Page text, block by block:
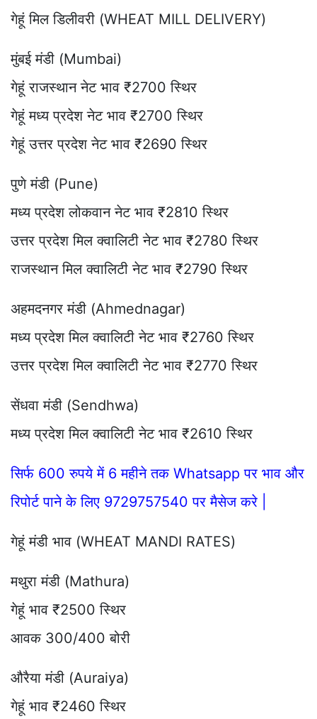
गेहूं मिल डिलीवरी (WHEAT MILL DELIVERY)
मुंबई मंडी (Mumbai)
गेहूं राजस्थान नेट भाव ₹2700 स्थिर
गेहूं मध्य प्रदेश नेट भाव ₹2700 स्थिर
गेहूं उत्तर प्रदेश नेट भाव ₹2690 स्थिर
पुणे मंडी (Pune)
मध्य प्रदेश लोकवान नेट भाव ₹2810 स्थिर
उत्तर प्रदेश मिल क्वालिटी नेट भाव ₹2780 स्थिर
राजस्थान मिल क्वालिटी नेट भाव ₹2790 स्थिर
अहमदनगर मंडी (Ahmednagar)
मध्य प्रदेश मिल क्वालिटी नेट भाव ₹2760 स्थिर
उत्तर प्रदेश मिल क्वालिटी नेट भाव ₹2770 स्थिर
सेंधवा मंडी (Sendhwa)
मध्य प्रदेश मिल क्वालिटी नेट भाव ₹2610 स्थिर
सिर्फ 600 रुपये में 6 महीने तक Whatsapp पर भाव और
रिपोर्ट पाने के लिए 9729757540 पर मैसेज करे |
गेहूं मंडी भाव (WHEAT MANDI RATES)
मथुरा मंडी (Mathura)
गेहूं भाव ₹2500 स्थिर
आवक 300/400 बोरी
औरैया मंडी (Auraiya)
गेहूं भाव ₹2460 स्थिर